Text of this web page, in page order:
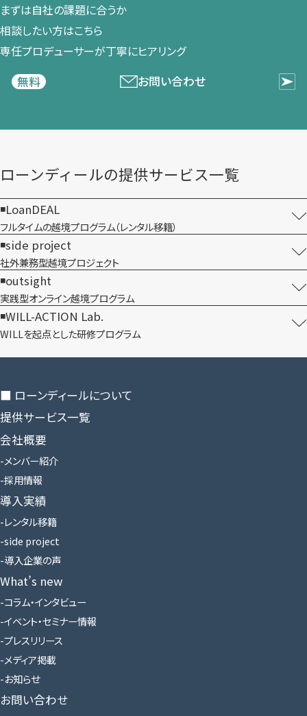
まずは​自社の​課題に​合うか​
相談したい方は​こちら
専任プロデューサーが​丁寧に​ヒアリング
無料
お問い合わせ
ローンディールの​提供サービス一覧
LoanDEAL
フルタイムの越境プログラム​（レンタル移籍）
side project
社外兼務型​越境プロジェクト
outsight
実践型オンライン​越境プログラム
WILL-ACTION Lab.
WILLを​起点とした​研修プログラム
■ ローンディールに​ついて
提供サービス一覧
会社概要
メンバー紹介
採用情報
導入実績
レンタル移籍
side project
導入企業の声
What’s new
コラム・インタビュー
イベント・セミナー情報
プレスリリース
メディア掲載
お知らせ
お問い合わせ